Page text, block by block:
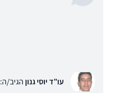
עו"ד יוסי גנון הגיב/ה: